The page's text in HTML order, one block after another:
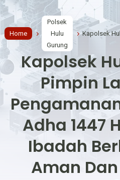
Home
Polsek
Hulu
Gurung
Kapolsek
Pimpin
Adha 1447
Ibadah
Aman